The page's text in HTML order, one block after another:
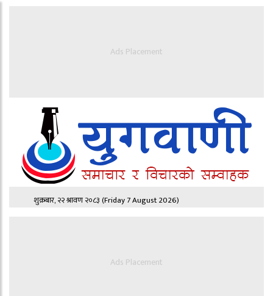
Ads Placement
शुक्रबार, २२ श्रावण २०८३(Friday 7 August 2026)
Ads Placement